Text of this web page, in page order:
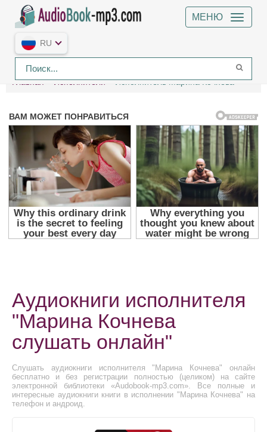
МЕНЮ
RU
Главная Исполнители Исполнитель Марина Кочнева
Аудиокниги исполнителя
"Марина Кочнева
слушать онлайн"
Слушать аудиокниги исполнителя "Марина Кочнева" онлайн
бесплатно и без регистрации полностью (целиком) на сайте
электронной библиотеки «Audobook-mp3.com». Все полные и
интересные аудиокниги книги в исполнении "Марина Кочнева" на
телефон и андроид.